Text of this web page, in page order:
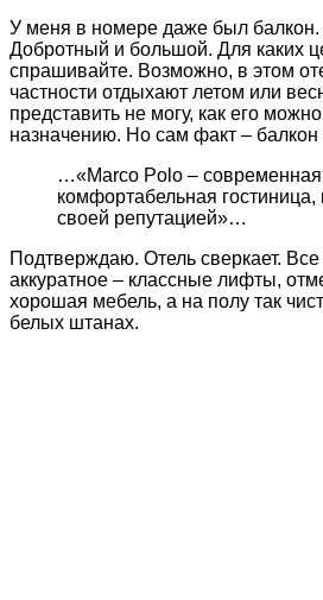
У меня в номере даже был
Добротный и большой. Для каких
спрашивайте. Возможно, в этом
частности отдыхают летом или
представить не могу, как его
назначению. Но сам факт –
…«Marco Polo –
комфортабельная гостиница,
своей репутацией»…
Подтверждаю. Отель сверкает. Все
аккуратное – классные лифты,
хорошая мебель, а на полу так
белых штанах.